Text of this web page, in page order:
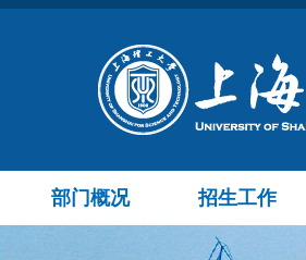
部门概况 招生工作